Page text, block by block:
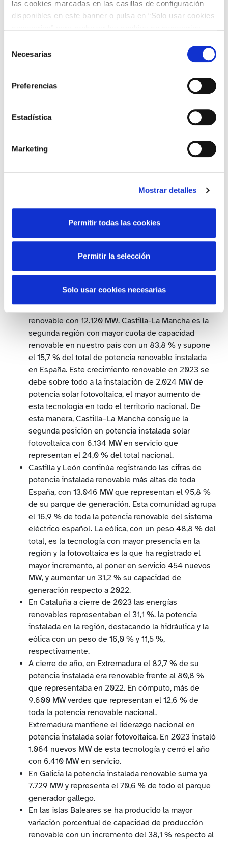
las cookies marcadas en las casillas de configuración
disponibles en este banner o pulsa en “Solo usar cookies
Necesarias
Preferencias
Estadística
Marketing
Mostrar detalles
Permitir todas las cookies
Permitir la selección
Solo usar cookies necesarias
a ser la segunda comunidad que más aumentó la
potencia solar fotovoltaica, sumando 1.170 MW
fotovoltaica continúa siendo la segunda tecnología
del parque generador de Andalucía alcanzando ya
En Aragón las energías renovables representan ya el
sido la primera comunidad con mayor incremento de
potencia eólica con un aumento de 211 MW lo que
protagonista del mix con el 45,0 % de la potencia
que más ha crecido en esta comunidad con la
incorporación de 551 MW durante el 2023 y
aragonés frente al 17,0 % del 2022.
Asturias tiene una potencia instalada renovable de
1.595 MW que significa el 41,7 % del total,
eólica que alcanza el 18,3 %.
Castilla–La Mancha ha sido la comunidad donde se
ha instalado más potencia renovable en 2023 con
renovable con 12.120 MW. Castilla-La Mancha es la
segunda región con mayor cuota de capacidad
renovable en nuestro país con un 83,8 % y supone
el 15,7 % del total de potencia renovable instalada
en España. Este crecimiento renovable en 2023 se
debe sobre todo a la instalación de 2.024 MW de
potencia solar fotovoltaica, el mayor aumento de
esta tecnología en todo el territorio nacional. De
esta manera, Castilla–La Mancha consigue la
segunda posición en potencia instalada solar
fotovoltaica con 6.134 MW en servicio que
representan el 24,0 % del total nacional.
Castilla y León continúa registrando las cifras de
potencia instalada renovable más altas de toda
España, con 13.046 MW que representan el 95,8 %
de su parque de generación. Esta comunidad agrupa
el 16,9 % de toda la potencia renovable del sistema
eléctrico español. La eólica, con un peso 48,8 % del
total, es la tecnología con mayor presencia en la
región y la fotovoltaica es la que ha registrado el
mayor incremento, al poner en servicio 454 nuevos
MW, y aumentar un 31,2 % su capacidad de
generación respecto a 2022.
En Cataluña a cierre de 2023 las energías
renovables representaban el 31,1 %. la potencia
instalada en la región, destacando la hidráulica y la
eólica con un peso de 16,0 % y 11,5 %,
respectivamente.
A cierre de año, en Extremadura el 82,7 % de su
potencia instalada era renovable frente al 80,8 %
que representaba en 2022. En cómputo, más de
9.600 MW verdes que representan el 12,6 % de
toda la potencia renovable nacional.
Extremadura mantiene el liderazgo nacional en
potencia instalada solar fotovoltaica. En 2023 instaló
1.064 nuevos MW de esta tecnología y cerró el año
con 6.410 MW en servicio.
En Galicia la potencia instalada renovable suma ya
7.729 MW y representa el 70,6 % de todo el parque
generador gallego.
En las islas Baleares se ha producido la mayor
variación porcentual de capacidad de producción
renovable con un incremento del 38,1 % respecto al